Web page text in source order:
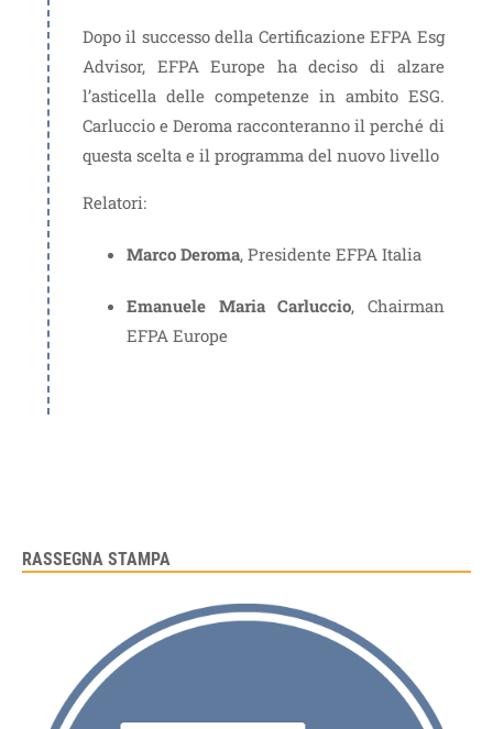
Dopo il successo della Certificazione EFPA Esg
Advisor, EFPA Europe ha deciso di alzare
l’asticella delle competenze in ambito ESG.
Carluccio e Deroma racconteranno il perché di
questa scelta e il programma del nuovo livello
Relatori:
Marco Deroma, Presidente EFPA Italia
Emanuele Maria Carluccio, Chairman
EFPA Europe
RASSEGNA STAMPA